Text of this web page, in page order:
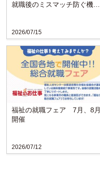
2026/07/15
就職後のミスマッチ防ぐ機会
2026/07/12
福祉の就職フェア 7月、8月
開催